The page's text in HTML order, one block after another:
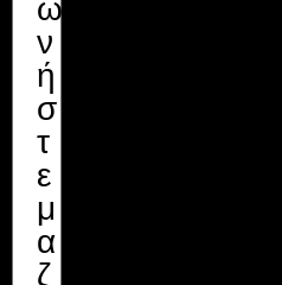
ω
ν
ή
σ
τ
ε
μ
α
ζ